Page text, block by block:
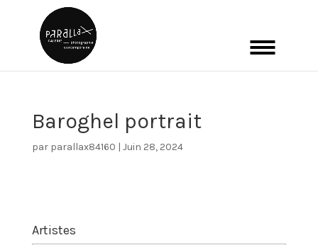
Baroghel portrait
par parallax84160 | Juin 28, 2024
Artistes